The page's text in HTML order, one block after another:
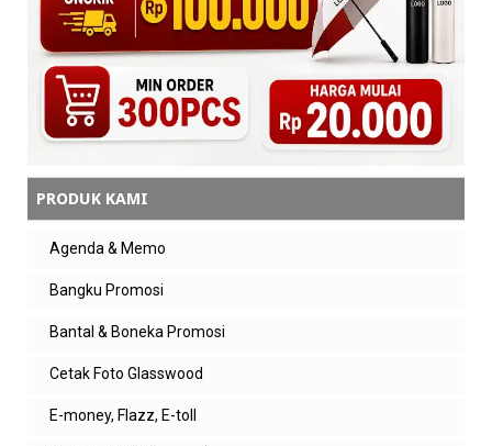
PRODUK KAMI
Agenda & Memo
Bangku Promosi
Bantal & Boneka Promosi
Cetak Foto Glasswood
E-money, Flazz, E-toll